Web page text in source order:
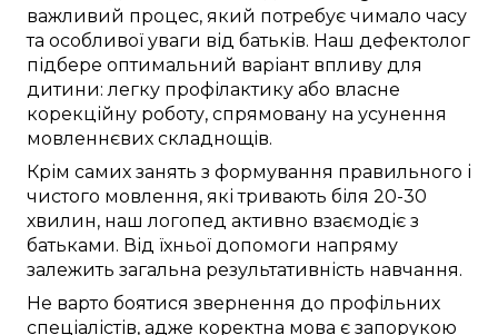
важливий процес, який потребує чимало часу
та особливої уваги від батьків. Наш дефектолог
підбере оптимальний варіантвпливу для
дитини:легку профілактику або власне
корекційну роботу, спрямовану на усунення
мовленнєвих складнощів.
Крім самих занять з формування правильного і
чистого мовлення, які тривають біля 20-30
хвилин, наш логопед активно взаємодіє з
батьками. Від їхньої допомоги напряму
залежить загальна результативність навчання.
Не варто боятися звернення до профільних
спеціалістів, адже коректна мова є запорукою